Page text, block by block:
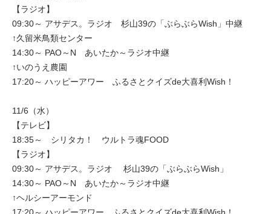
【ラジオ】
09:30～ アサデス。ラジオ 杉山39の「ぶらぶらWish」中継
↑久留米鳥類センター
14:30～ PAO～N あいたか～ラジオ中継
↑いのうえ農園
17:20～ ハッピーアワー ふるさとクイズde大喜利Wish！
11/6（水）
【テレビ】
18:35～ シリタカ！ ウルトラ魂FOOD
【ラジオ】
09:30～ アサデス。ラジオ 杉山39の「ぶらぶらWish」
14:30～ PAO～N あいたか～ラジオ中継
↑ヘルシーアーモンド